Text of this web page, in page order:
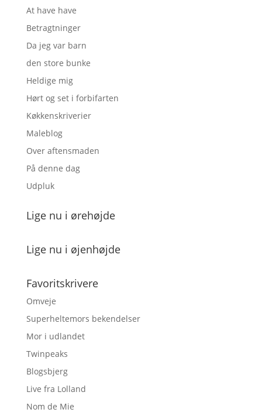
At have have
Betragtninger
Da jeg var barn
den store bunke
Heldige mig
Hørt og set i forbifarten
Køkkenskriverier
Maleblog
Over aftensmaden
På denne dag
Udpluk
Lige nu i ørehøjde
Lige nu i øjenhøjde
Favoritskrivere
Omveje
Superheltemors bekendelser
Mor i udlandet
Twinpeaks
Blogsbjerg
Live fra Lolland
Nom de Mie